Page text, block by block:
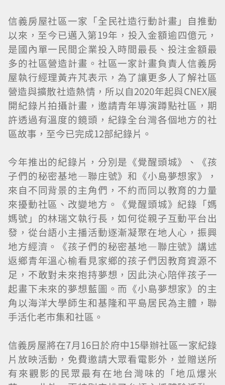
信義房屋社區一家「全民社造行動計畫」自推動
以來，至今已邁入第19年，投入金額逾四億元，
是國內單一民間企業投入時間最長、投注金額最
多的社區營造計畫。社區一家計畫負責人信義房
屋執行經理黃卉芃表示，為了讓更多人了解社區
營造與擴散社造熱情，所以自2020年起與CNEX展
開紀錄片拍攝計畫，邀請青年導演蹲點社區，期
許透過有溫度的鏡頭，紀錄全台灣各個地方的社
區故事，至今已完成12部紀錄片。
今年推出的紀錄片，分別是《覺醒頭城》、《孩
子們的秘密基地—聯庄號》和《小島夢想家》，
來自不同背景的主角們，不約而同以教育的力量
來擾動社區、改變地方。《覺醒頭城》紀錄「媽
媽號」的林瑞文執行長，如何從親子互動平台出
發，從台語小主播活動逐漸凝聚在地人心，振興
地方經濟。《孩子們的秘密基地—聯庄號》講述
返鄉青年溫心榆看見家鄉的孩子們因教育資源不
足，不敢對未來抱持夢想，因此決心陪伴孩子一
起畫下未來的夢想藍圖。而《小島夢想家》的主
角以海洋大學師生和基隆和平島居民為主體，聯
手活化老市集和社區。
信義房屋將在7月16日於府中15舉辦社區一家紀錄
片放映活動，免費邀請大眾看電影外，並贈送所
有來觀影的民眾最有在地台灣味的「地瓜爆米